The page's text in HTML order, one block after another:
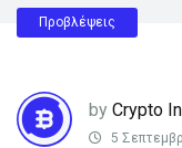
Προβλέψεις
by Crypto
5